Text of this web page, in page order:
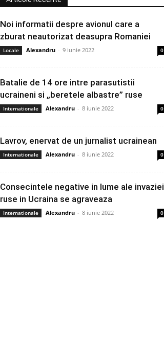
Noi informatii despre avionul care a
zburat neautorizat deasupra Romaniei
Locale Alexandru - 9 iunie 2022 0
Batalie de 14 ore intre parasutistii
ucraineni si „beretele albastre” ruse
Internationale Alexandru - 8 iunie 2022 0
Lavrov, enervat de un jurnalist ucrainean
Internationale Alexandru - 8 iunie 2022 0
Consecintele negative in lume ale invaziei
ruse in Ucraina se agraveaza
Internationale Alexandru - 8 iunie 2022 0